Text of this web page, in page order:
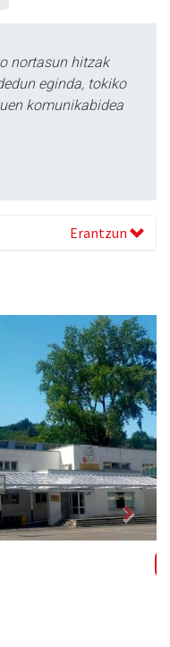
nortasun hitzak
eginda, tokiko
komunikabidea
Erantzun
Next